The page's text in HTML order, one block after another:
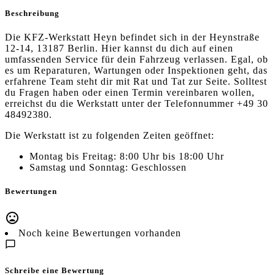
Beschreibung
Die KFZ-Werkstatt Heyn befindet sich in der Heynstraße
12-14, 13187 Berlin. Hier kannst du dich auf einen
umfassenden Service für dein Fahrzeug verlassen. Egal, ob
es um Reparaturen, Wartungen oder Inspektionen geht, das
erfahrene Team steht dir mit Rat und Tat zur Seite. Solltest
du Fragen haben oder einen Termin vereinbaren wollen,
erreichst du die Werkstatt unter der Telefonnummer +49 30
48492380.
Die Werkstatt ist zu folgenden Zeiten geöffnet:
Montag bis Freitag: 8:00 Uhr bis 18:00 Uhr
Samstag und Sonntag: Geschlossen
Bewertungen
Noch keine Bewertungen vorhanden
Schreibe eine Bewertung